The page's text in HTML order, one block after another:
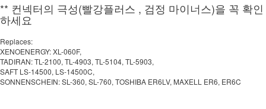
** 컨넥터의 극성(빨강플러스 , 검정 마이너스)을 꼭 확인
하세요
Replaces:
XENOENERGY: XL-060F,
TADIRAN: TL-2100, TL-4903, TL-5104, TL-5903,
SAFT LS-14500, LS-14500C,
SONNENSCHEIN: SL-360, SL-760, TOSHIBA ER6LV, MAXELL ER6, ER6C